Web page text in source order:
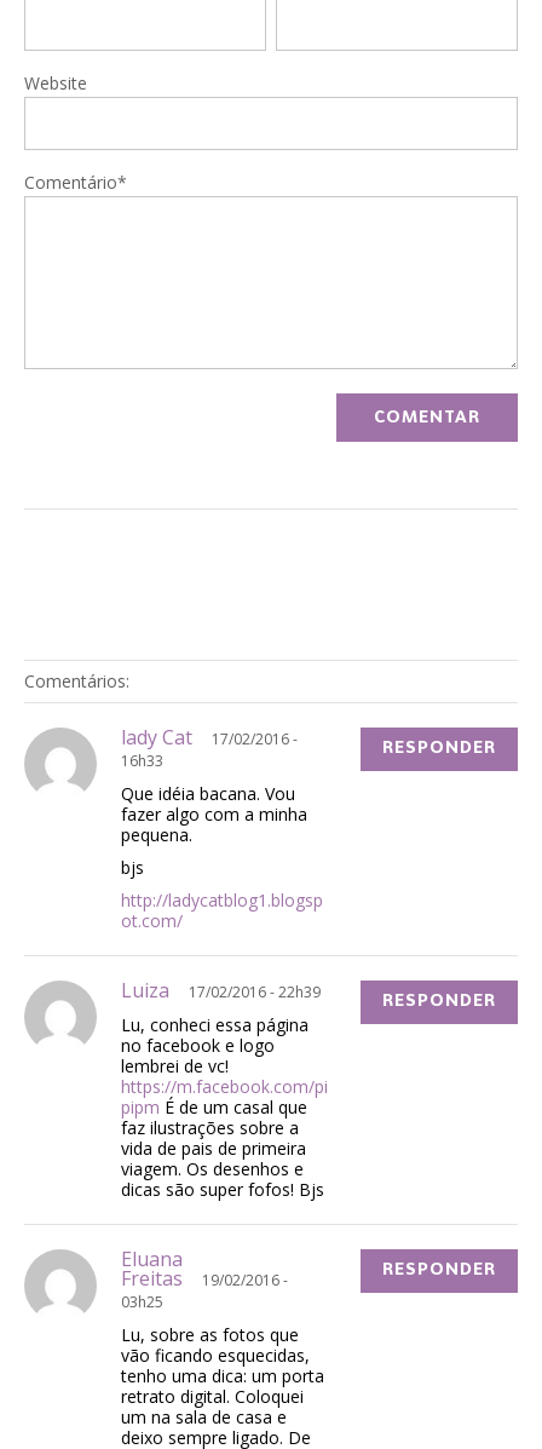
Website
Comentário*
Comentários:
lady Cat
17/02/2016 -
16h33
Que idéia bacana. Vou
fazer algo com a minha
pequena.
bjs
http://ladycatblog1.blogsp
ot.com/
RESPONDER
Luiza 17/02/2016 - 22h39
Lu, conheci essa página
no facebook e logo
lembrei de vc!
https://m.facebook.com/pi
pipm É de um casal que
faz ilustrações sobre a
vida de pais de primeira
viagem. Os desenhos e
dicas são super fofos! Bjs
RESPONDER
Eluana
Freitas
19/02/2016 -
03h25
Lu, sobre as fotos que
vão ficando esquecidas,
tenho uma dica: um porta
retrato digital. Coloquei
um na sala de casa e
deixo sempre ligado. De
RESPONDER